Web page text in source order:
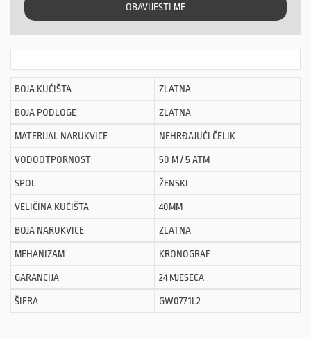
OBAVIJESTI ME
BOJA KUĆIŠTA ZLATNA
BOJA PODLOGE ZLATNA
MATERIJAL NARUKVICE NEHRĐAJUĆI ČELIK
VODOOTPORNOST 50 M / 5 ATM
SPOL ŽENSKI
VELIČINA KUĆIŠTA 40MM
BOJA NARUKVICE ZLATNA
MEHANIZAM KRONOGRAF
GARANCIJA 24 MJESECA
ŠIFRA GW0771L2